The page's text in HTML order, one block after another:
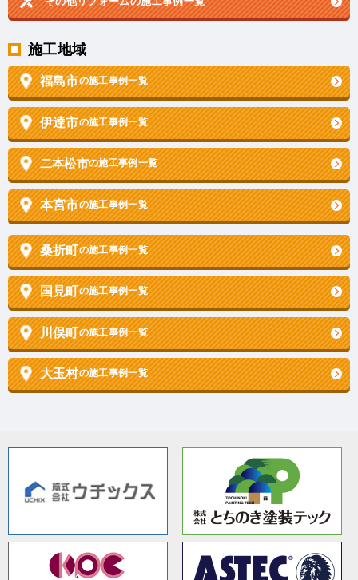
施工地域
福島市の施工事例一覧
伊達市の施工事例一覧
二本松市の施工事例一覧
本宮市の施工事例一覧
桑折町の施工事例一覧
国見町の施工事例一覧
川俣町の施工事例一覧
大玉村の施工事例一覧